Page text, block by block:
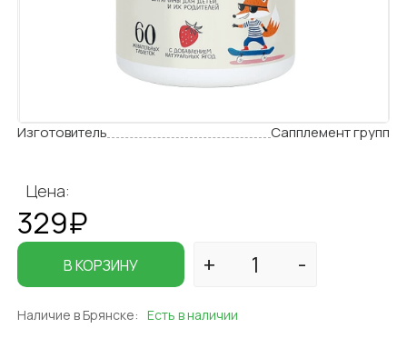
Изготовитель Сапплемент групп
Цена:
329₽
В КОРЗИНУ
Наличие в Брянске: Есть в наличии